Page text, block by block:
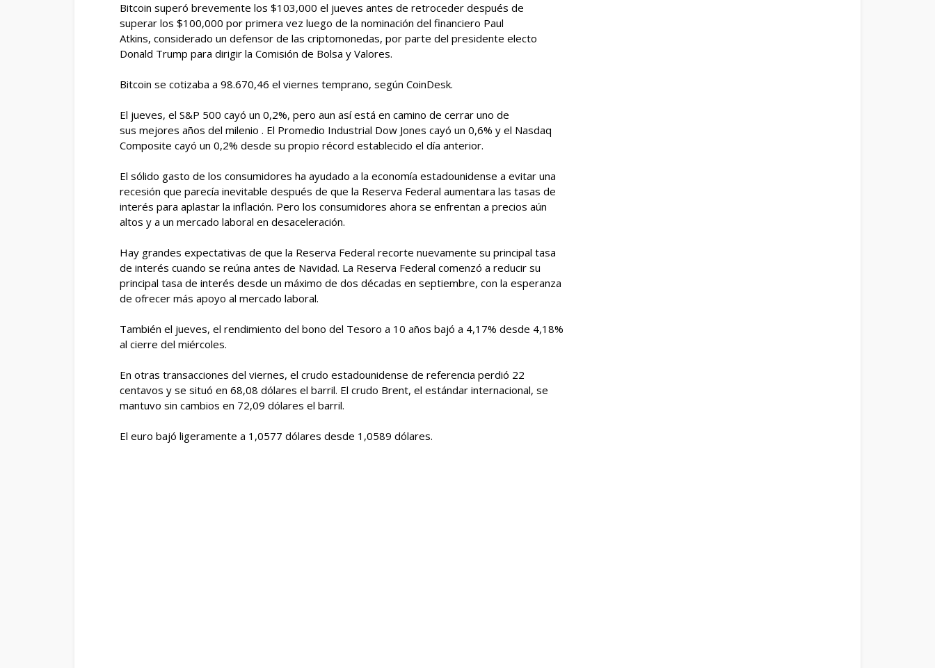
Bitcoin superó brevemente los $103,000 el jueves antes de retroceder después de
superar los $100,000 por primera vez luego de la nominación del financiero Paul
Atkins, considerado un defensor de las criptomonedas, por parte del presidente electo
Donald Trump para dirigir la Comisión de Bolsa y Valores.
Bitcoin se cotizaba a 98.670,46 el viernes temprano, según CoinDesk.
El jueves, el S&P 500 cayó un 0,2%, pero aun así está en camino de cerrar uno de
sus mejores años del milenio . El Promedio Industrial Dow Jones cayó un 0,6% y el Nasdaq
Composite cayó un 0,2% desde su propio récord establecido el día anterior.
El sólido gasto de los consumidores ha ayudado a la economía estadounidense a evitar una
recesión que parecía inevitable después de que la Reserva Federal aumentara las tasas de
interés para aplastar la inflación. Pero los consumidores ahora se enfrentan a precios aún
altos y a un mercado laboral en desaceleración.
Hay grandes expectativas de que la Reserva Federal recorte nuevamente su principal tasa
de interés cuando se reúna antes de Navidad. La Reserva Federal comenzó a reducir su
principal tasa de interés desde un máximo de dos décadas en septiembre, con la esperanza
de ofrecer más apoyo al mercado laboral.
También el jueves, el rendimiento del bono del Tesoro a 10 años bajó a 4,17% desde 4,18%
al cierre del miércoles.
En otras transacciones del viernes, el crudo estadounidense de referencia perdió 22
centavos y se situó en 68,08 dólares el barril. El crudo Brent, el estándar internacional, se
mantuvo sin cambios en 72,09 dólares el barril.
El euro bajó ligeramente a 1,0577 dólares desde 1,0589 dólares.